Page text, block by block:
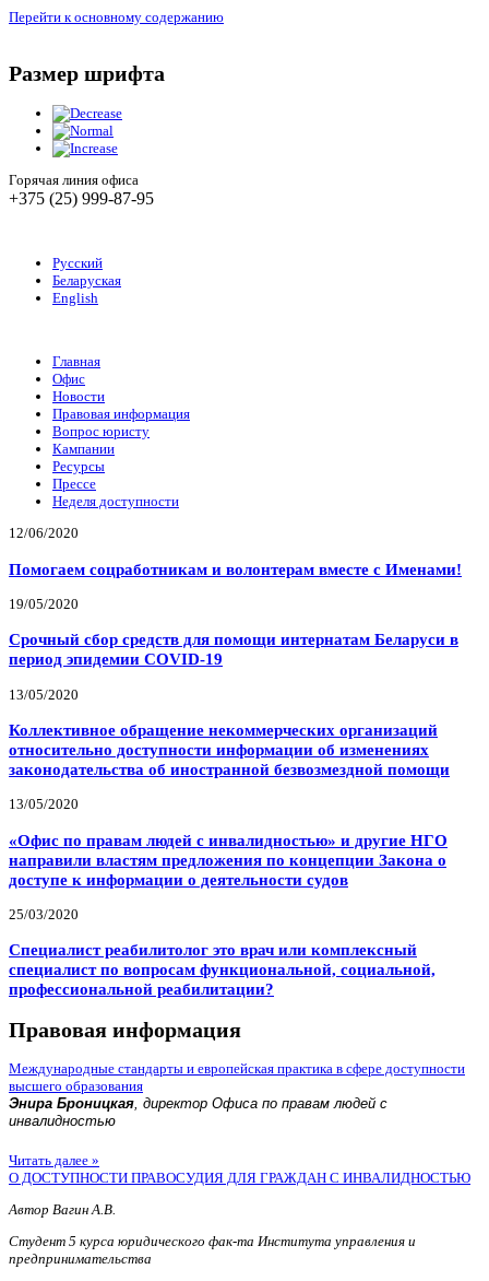
Перейти к основному содержанию
Размер шрифта
Горячая линия офиса
+375 (25) 999-87-95
Русский
Беларуская
English
Главная
Офис
Новости
Правовая информация
Вопрос юристу
Кампании
Ресурсы
Прессе
Неделя доступности
12/06/2020
Помогаем соцработникам и волонтерам вместе с Именами!
19/05/2020
Срочный сбор средств для помощи интернатам Беларуси в
период эпидемии COVID-19
13/05/2020
Коллективное обращение некоммерческих организаций
относительно доступности информации об изменениях
законодательства об иностранной безвозмездной помощи
13/05/2020
«Офис по правам людей с инвалидностью» и другие НГО
направили властям предложения по концепции Закона о
доступе к информации о деятельности судов
25/03/2020
Специалист реабилитолог это врач или комплексный
специалист по вопросам функциональной, социальной,
профессиональной реабилитации?
Правовая информация
Международные стандарты и европейская практика в сфере доступности
высшего образования
Энира Броницкая, директор Офиса по правам людей с
инвалидностью
Читать далее »
О ДОСТУПНОСТИ ПРАВОСУДИЯ ДЛЯ ГРАЖДАН С ИНВАЛИДНОСТЬЮ
Автор Вагин А.В.
Студент 5 курса юридического фак-та Института управления и
предпринимательства